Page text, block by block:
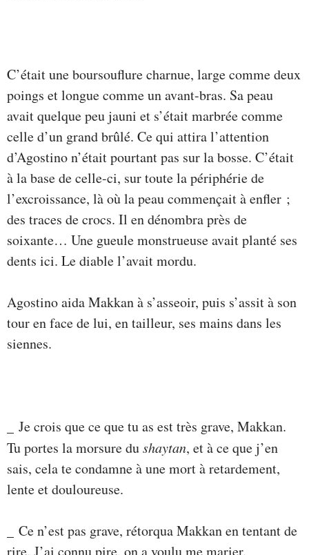
C’était une boursouflure charnue, large comme deux
poings et longue comme un avant-bras. Sa peau
avait quelque peu jauni et s’était marbrée comme
celle d’un grand brûlé. Ce qui attira l’attention
d’Agostino n’était pourtant pas sur la bosse. C’était
à la base de celle-ci, sur toute la périphérie de
l’excroissance, là où la peau commençait à enfler ;
des traces de crocs. Il en dénombra près de
soixante… Une gueule monstrueuse avait planté ses
dents ici. Le diable l’avait mordu.
Agostino aida Makkan à s’asseoir, puis s’assit à son
tour en face de lui, en tailleur, ses mains dans les
siennes.
_ Je crois que ce que tu as est très grave, Makkan.
Tu portes la morsure dushaytan, et à ce que j’en
sais, cela te condamne à une mort à retardement,
lente et douloureuse.
_ Ce n’est pas grave, rétorqua Makkan en tentant de